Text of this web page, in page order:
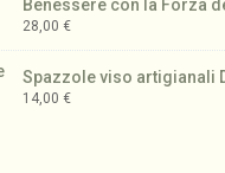
Benessere con la Forza
28,00 €
Spazzole viso artigianali
14,00 €